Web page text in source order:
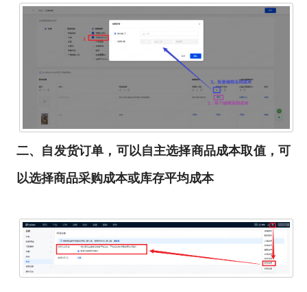
二、自发货订单，可以自主选择商品成本取值， 可
以选择商品采购成本或库存平均成本